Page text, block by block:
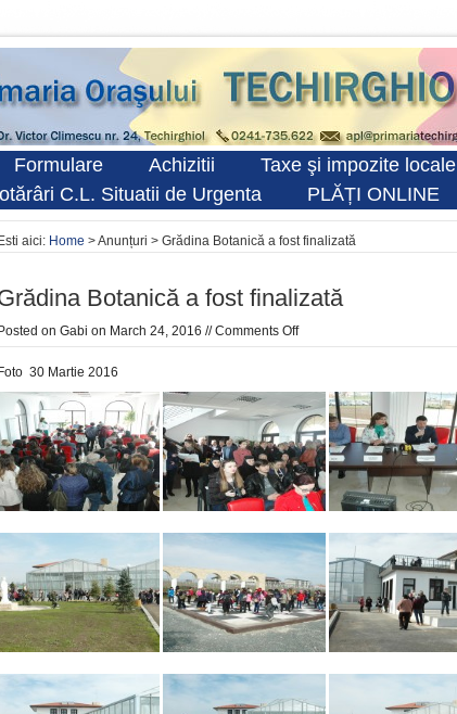
Formulare Achizitii Taxe şi impozite locale
C.L. Situatii de Urgenta PLĂȚI ONLINE
Esti aici: Home > Anunțuri > Grădina Botanică a fost finalizată
Botanică a fost finalizată
Posted on Gabi on March 24, 2016 //Comments Off
Foto 30 Martie 2016